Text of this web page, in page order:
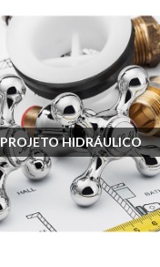
PROJETO HIDRÁULICO